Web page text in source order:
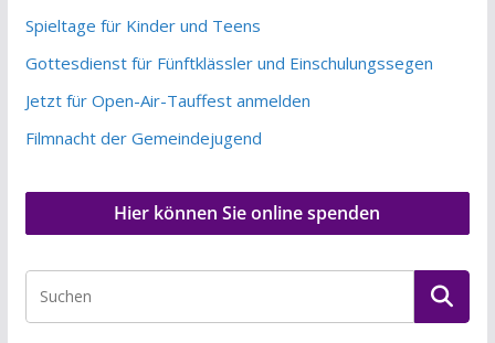
Spieltage für Kinder und Teens
Gottesdienst für Fünftklässler und Einschulungssegen
Jetzt für Open-Air-Tauffest anmelden
Filmnacht der Gemeindejugend
Hier können Sie online spenden